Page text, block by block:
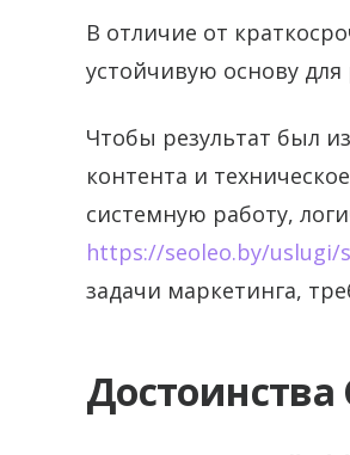
В отличие от
устойчивую основу для
Чтобы результат был
контента и
системную работу,
https://seoleo.by/uslugi/
задачи маркетинга,